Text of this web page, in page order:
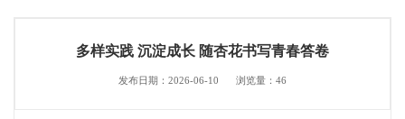
多样实践 沉淀成长 随杏花书写青春答卷
发布日期：2026-06-10 浏览量： 46